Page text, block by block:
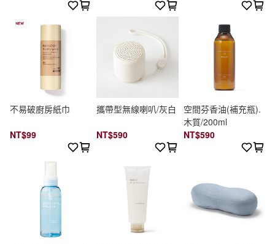
不易破廚房紙巾
NT$99
攜帶型無線喇叭/灰白
NT$590
空間芬香油(補充瓶).
木質/200ml
NT$590